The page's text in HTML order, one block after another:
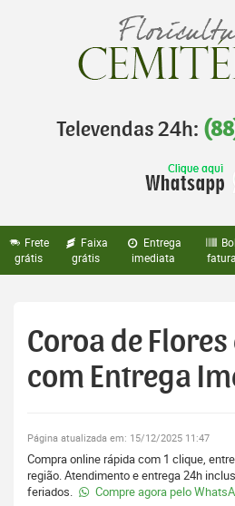
Televendas 24h:
Frete
grátis
Faixa
grátis
Entrega
imediata
Coroa de
com Entrega
Página atualizada em: 15/12/2025 11:47
Compra online rápida com 1 clique,
região. Atendimento e entrega 24h
feriados.
Compre agora pelo